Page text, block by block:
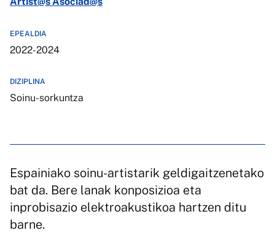
EPEALDIA
2022-2024
DIZIPLINA
Soinu-sorkuntza
Espainiako soinu-artistarik geldigaitzenetako
bat da. Bere lanak konposizioa eta
inprobisazio elektroakustikoa hartzen ditu
barne.